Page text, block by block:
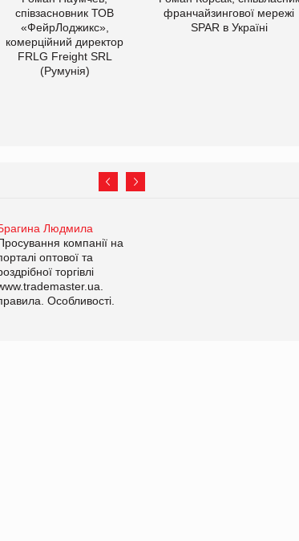
співзасновник ТОВ
«ФейрЛоджикс»,
комерційний директор
FRLG Freight SRL
(Румунія)
франчайзингової мережі
SPAR в Україні
Людмила
компанії на
оптової та
торгівлі
Особливості.